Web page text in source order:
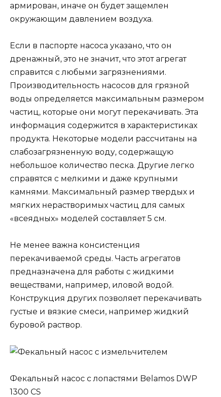
армирован, иначе он будет защемлен
окружающим давлением воздуха.
Если в паспорте насоса указано, что он
дренажный, это не значит, что этот агрегат
справится с любыми загрязнениями.
Производительность насосов для грязной
воды определяется максимальным размером
частиц, которые они могут перекачивать. Эта
информация содержится в характеристиках
продукта. Некоторые модели рассчитаны на
слабозагрязненную воду, содержащую
небольшое количество песка. Другие легко
справятся с мелкими и даже крупными
камнями. Максимальный размер твердых и
мягких нерастворимых частиц для самых
«всеядных» моделей составляет 5 см.
Не менее важна консистенция
перекачиваемой среды. Часть агрегатов
предназначена для работы с жидкими
веществами, например, иловой водой.
Конструкция других позволяет перекачивать
густые и вязкие смеси, например жидкий
буровой раствор.
Фекальный насос с лопастями Belamos DWP
1300 CS